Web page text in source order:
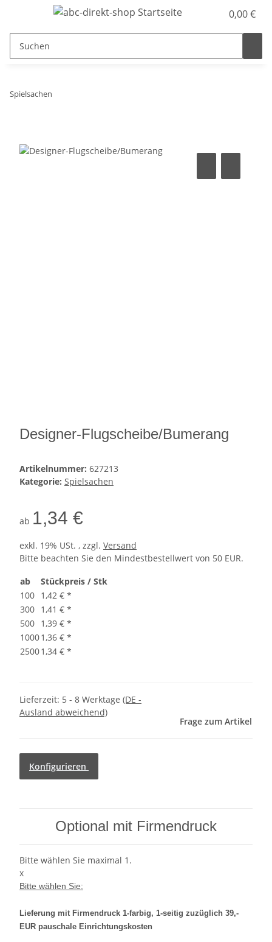
0,00 €
Spielsachen
Designer-Flugscheibe/Bumerang
Artikelnummer: 627213
Kategorie: Spielsachen
ab 1,34 €
exkl. 19% USt. , zzgl. Versand
Bitte beachten Sie den Mindestbestellwert von 50 EUR.
ab
Stückpreis / Stk
100 1,42 € *
300 1,41 € *
500 1,39 € *
10001,36 € *
25001,34 € *
Lieferzeit: 5 - 8 Werktage (DE -
Ausland abweichend)
Frage zum Artikel
Konfigurieren
Optional mit Firmendruck
Bitte wählen Sie maximal 1.
x
Bitte wählen Sie:
Lieferung mit Firmendruck 1-farbig, 1-seitig zuzüglich 39,-
EUR pauschale Einrichtungskosten